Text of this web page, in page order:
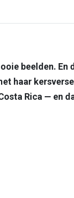
beelden. En
haar
Rica — en